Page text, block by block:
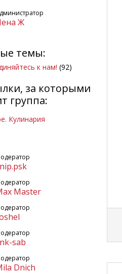
Ж
темы:
к нам! (92)
за которыми
группа:
Кулинария
Master
sab
Dnich